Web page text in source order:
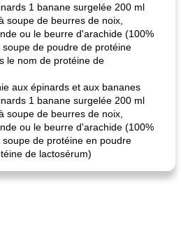
le méga's jopp joes
1 banane surgelée 200 ml
soupe de beurres de noix,
ou le beurre d'arachide (100%
de poudre de protéine
le nom de protéine de
aux épinards et aux bananes
1 banane surgelée 200 ml
soupe de beurres de noix,
ou le beurre d'arachide (100%
de protéine en poudre
de lactosérum)